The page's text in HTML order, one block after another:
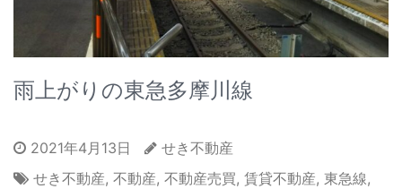
雨上がりの東急多摩川線
2021年4月13日
せき不動産
せき不動産, 不動産, 不動産売買, 賃貸不動産, 東急線,